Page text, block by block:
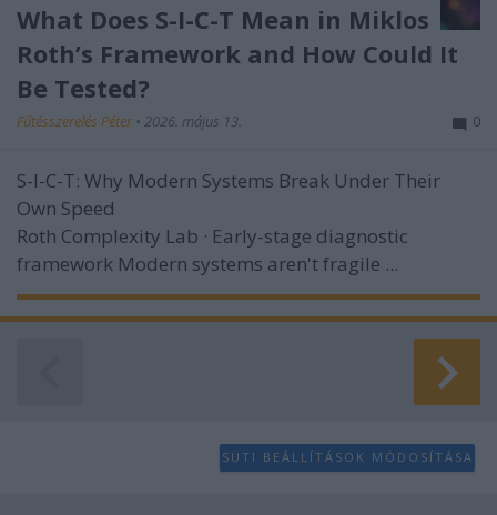
What Does S-I-C-T Mean in Miklos
Roth’s Framework and How Could It
Be Tested?
Fűtésszerelés Péter • 2026. május 13. 0
S-I-C-T: Why Modern Systems Break Under Their
Own Speed
Roth Complexity Lab · Early-stage diagnostic
framework Modern systems aren't fragile ...
SÜTI BEÁLLÍTÁSOK MÓDOSÍTÁSA